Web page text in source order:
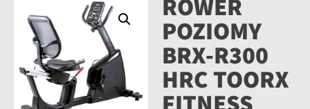
ROWER
POZIOMY
BRX-R300
HRC TOORX